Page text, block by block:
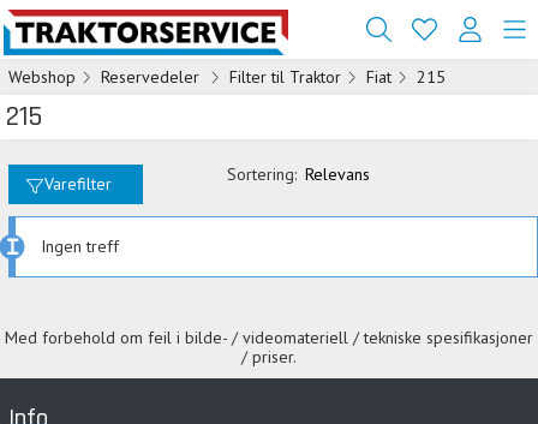
Webshop Reservedeler Filter til Traktor Fiat 215
215
Varefilter Sortering: Relevans
Ingen treff
Med forbehold om feil i bilde- / videomateriell / tekniske spesifikasjoner
/ priser.